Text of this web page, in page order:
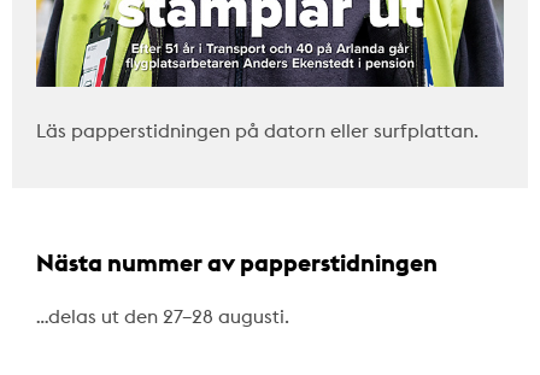
Läs papperstidningen på datorn eller surfplattan.
Nästa nummer av papperstidningen
…delas ut den 27–28 augusti.